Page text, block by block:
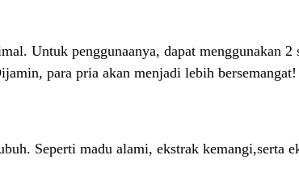
Untuk penggunaanya, dapat menggunakan
para pria akan menjadi lebih bersemangat!
Seperti madu alami, ekstrak kemangi,serta